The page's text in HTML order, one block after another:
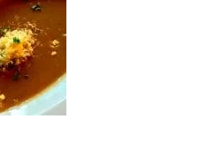
moi, le TOP),